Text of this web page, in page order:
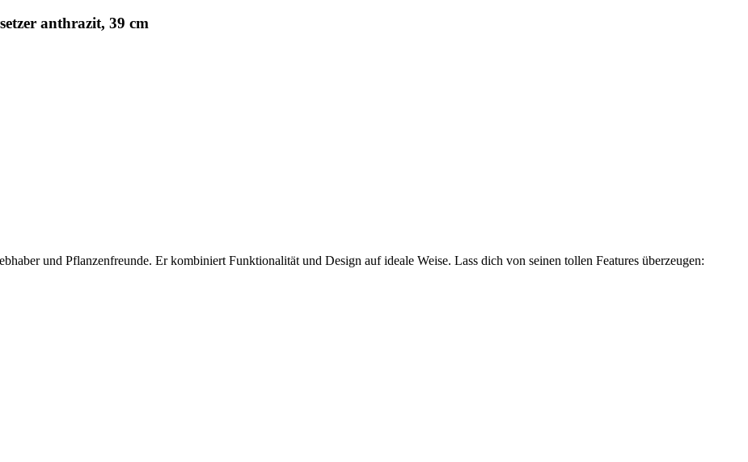
anthrazit, 39 cm
und Pflanzenfreunde. Er kombiniert Funktionalität und Design auf ideale Weise. Lass dich von seinen tollen Features überzeugen: